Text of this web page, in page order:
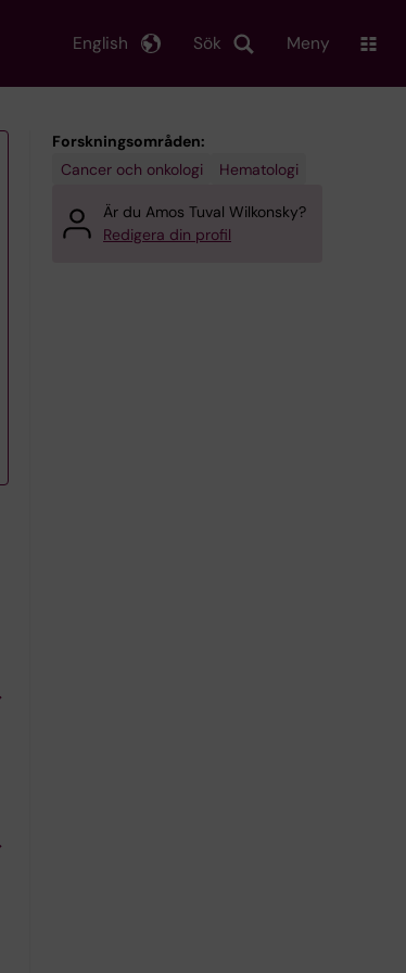
Sök
English Meny
Forskningsområden:
Cancer och onkologi
Hematologi
Är du Amos Tuval Wilkonsky?
Redigera din profil